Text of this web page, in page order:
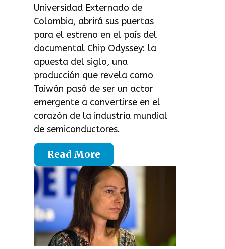
Universidad Externado de
Colombia, abrirá sus puertas
para el estreno en el país del
documental Chip Odyssey: la
apuesta del siglo, una
producción que revela como
Taiwán pasó de ser un actor
emergente a convertirse en el
corazón de la industria mundial
de semiconductores.
Read More